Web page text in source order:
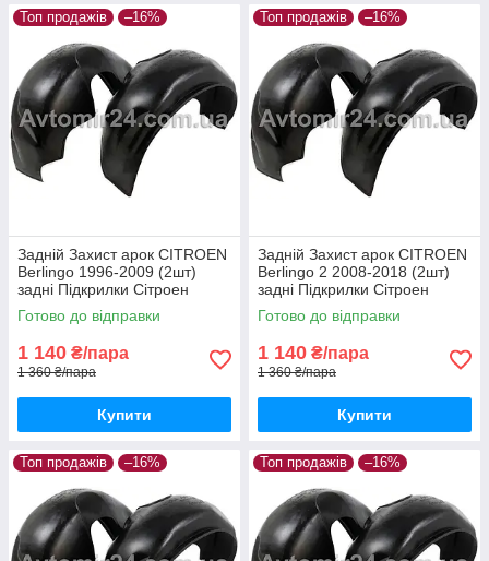
Топ продажів –16%
Задній Захист арок CITROEN
Berlingo 1996-2009 (2шт)
задні Підкрилки Сітроен
Берлінго пара задніх
Готово до відправки
1 140 ₴/пара
1 360 ₴/пара
Купити
Топ продажів –16%
Задній Захист арок CITROEN
Berlingo 2 2008-2018 (2шт)
задні Підкрилки Сітроен
Берлінго 2 пара задніх
Готово до відправки
1 140 ₴/пара
1 360 ₴/пара
Купити
Топ продажів –16% Топ продажів –16%